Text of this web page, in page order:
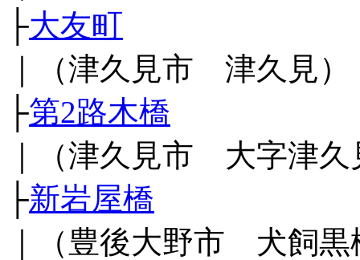
├大友町
｜（津久見市 津久見）
├第2路木橋
｜（津久見市 大字津久
├新岩屋橋
｜（豊後大野市 犬飼黒